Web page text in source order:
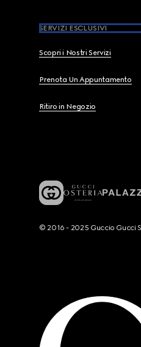
SERVIZI ESCLUSIVI
Scopri i Nostri Servizi
Prenota Un Appuntamento
Ritiro in Negozio
© 2016 - 2025 Guccio Gucci